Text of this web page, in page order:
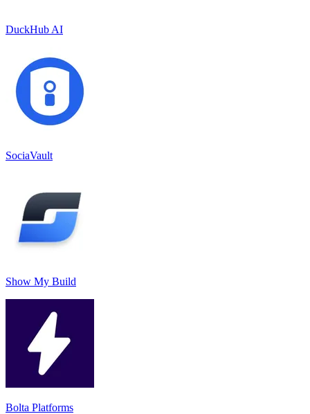
DuckHub AI
SociaVault
Show My Build
Bolta Platforms